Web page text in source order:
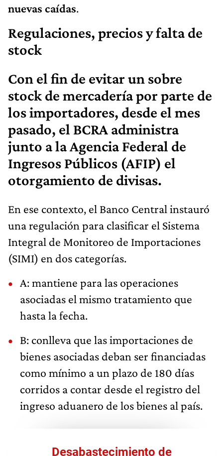
nuevas caídas.
Regulaciones, precios y falta de
stock
Con el fin de evitar un sobre
stock de mercadería por parte de
los importadores, desde el mes
pasado, el BCRA administra
junto a laAgencia Federal de
Ingresos Públicos (AFIP) el
otorgamiento de divisas.
En ese contexto, el Banco Central instauró
una regulación para clasificar el Sistema
Integral de Monitoreo de Importaciones
(SIMI) en dos categorías.
A: mantiene para las operaciones
asociadas el mismo tratamiento que
hasta la fecha.
B: conlleva que las importaciones de
bienes asociadas deban ser financiadas
como mínimo a un plazo de 180 días
corridos a contar desde el registro del
ingreso aduanero de los bienes al país.
Desabastecimiento de